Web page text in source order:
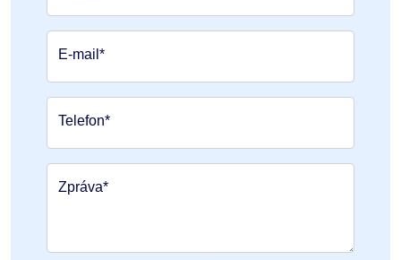
E-mail*
Telefon*
Zpráva*